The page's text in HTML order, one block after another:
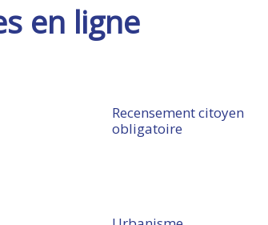
en ligne
Recensement citoyen
obligatoire